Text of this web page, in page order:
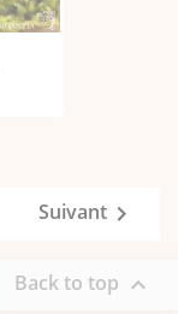
Suivant 
Back to top 